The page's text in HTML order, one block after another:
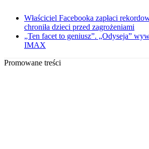
Właściciel Facebooka zapłaci
chroniła dzieci przed zagrożeniami
„Ten facet to geniusz”. „Odyseja”
IMAX
Promowane treści